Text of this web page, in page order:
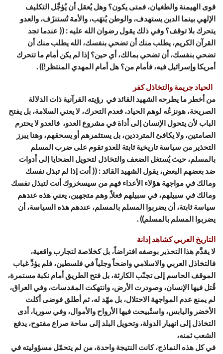
قوى الهيمنة والطغيان، فمتى يكون؟ وهل يُعقل أن يُؤجَّل التكليف
الإلهي بينما الدين يستهدف، والوطن يُنهَب، والأمة تُستنزَف، والعدو
يتحرك بلا توقف؟ وفي ذلك يقول رضوان الله عليه : (( عندما تجد
القرآن الكريم، يطلب منك أن تضحي بنفسك، الله يطلب منك أن
تضحي بنفسك، أن تضحي بمالك، أي حين؟ إذا لم يكن أمام ما تتحرك
أمريكا وإسرائيل فيه، فأمام من؟ هل أمام المهدي المنتظر!)) .
الحياد جريمة والتخاذل كفر
من أخطر ما يطرحه الشهيد القائد في رؤيته القرآنية ذات الدلالة
الصريحة، هونزعُه لوهم الحياد، فعدم التحرك، لا يعني السلامة، بل يفتح
الباب لأن يتحول الإنسان إلى أداة في مشروع العدو، فالعدو لا يحترم
الصامتين، ولا يكافئ المترددين، بل يستثمرهم أو يسحقهم، وهنا يبرز
التحذير من سياسة تاريخية ثابتة للعدو تقوم على ضرب المسلم
بالمسلم، حيث يُستغل الضعف والتخاذل لتحويل الضحايا إلى أدوات
ضد بعضهم البعض، يقول الشهيد القائد : (( أنت إذا لم تبذل نفسك
ومالك في مواجهة هؤلاء الأعداء فهم من سيسخروك أنت لتبذل نفسك
ومالك في سبيلهم، في سبيلهم فعلاً, وهم متجهين، يعني هذه عندهم
سياسة ثابتة، أن يضربوا المسلم بالمسلم، عندهم هذه السياسة، أن
يضربوا المسلم بالمسلم)) .
التاريخ العربي كشاهد إدانة
لا يقدَّم هذا التحذير بوصفه افتراضاً، بل كخلاصة لتجارب واقعية،
فالتخاذل العربي والاسلامي واضحاً وجلياً في فلسطين، فلم يؤدِّ غياب
الموقف الحاسم إلى تجنّب الكارثة، بل فتح الطريق أمام نكبة مستمرة،
قُتل فيها الإنسان، وصودرت الأرض، وانتهكت المقدسات، وفي العراق،
لم يمنع عدم المواجهة الاحتلال، بل مهّد له، ثم أطلق فوضى أكلت
الأخضر واليابس، واستُبيحت فيها الأرواح والأموال، وفي سوريا، أدى
التخاذل إلى انهيار الدولة، وتحويل البلد إلى ساحة صراع مفتوح، يدفع
الشعب ثمنه،
في كل هذه النماذج، كانت النتيجة واحدة، من لم يتحمّل مسؤوليته في